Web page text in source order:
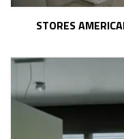
STORES